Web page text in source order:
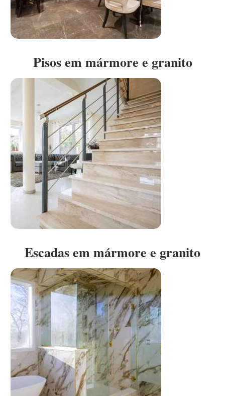
Pisos em mármore e granito
Escadas em mármore e granito